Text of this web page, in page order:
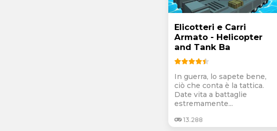
Elicotteri e Carri
Armato - Helicopter
and Tank Ba
In guerra, lo sapete bene,
ciò che conta è la tattica.
Date vita a battaglie
estremamente...
13.288